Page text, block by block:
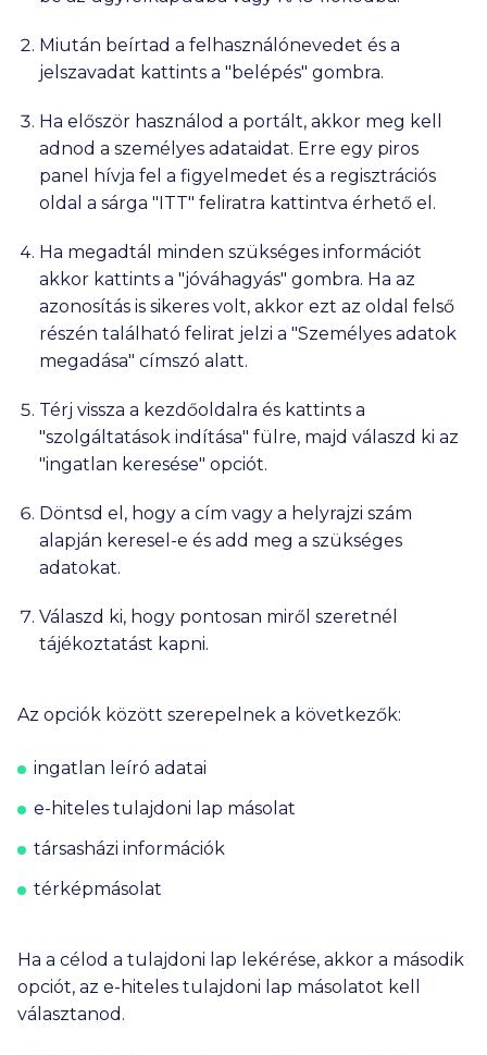
Miután beírtad a felhasználónevedet és a
jelszavadat kattints a "belépés" gombra.
Ha először használod a portált, akkor meg kell
adnod a személyes adataidat. Erre egy piros
panel hívja fel a figyelmedet és a regisztrációs
oldal a sárga "ITT" feliratra kattintva érhető el.
Ha megadtál minden szükséges információt
akkor kattints a "jóváhagyás" gombra. Ha az
azonosítás is sikeres volt, akkor ezt az oldal felső
részén található felirat jelzi a "Személyes adatok
megadása" címszó alatt.
Térj vissza a kezdőoldalra és kattints a
"szolgáltatások indítása" fülre, majd válaszd ki az
"ingatlan keresése" opciót.
Döntsd el, hogy a cím vagy a helyrajzi szám
alapján keresel-e és add meg a szükséges
adatokat.
Válaszd ki, hogy pontosan miről szeretnél
tájékoztatást kapni.
Az opciók között szerepelnek a következők:
ingatlan leíró adatai
e-hiteles tulajdoni lap másolat
társasházi információk
térképmásolat
Ha a célod a tulajdoni lap lekérése, akkor a második
opciót, az e-hiteles tulajdoni lap másolatot kell
választanod.